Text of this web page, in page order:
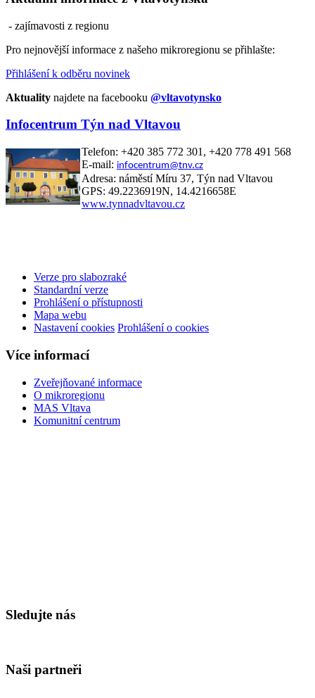
- zajímavosti z regionu
Pro nejnovější informace z našeho mikroregionu se přihlašte:
Přihlášení k odběru novinek
Aktuality najdete na facebooku @vltavotynsko
Infocentrum Týn nad Vltavou
Telefon: +420 385 772 301, +420 778 491 568
E-mail: infocentrum@tnv.cz
Adresa: náměstí Míru 37, Týn nad Vltavou
GPS: 49.2236919N, 14.4216658E
www.tynnadvltavou.cz
Verze pro slabozraké
Standardní verze
Prohlášení o přístupnosti
Mapa webu
Nastavení cookies Prohlášení o cookies
Více informací
Zveřejňované informace
O mikroregionu
MAS Vltava
Komunitní centrum
Sledujte nás
Naši partneři